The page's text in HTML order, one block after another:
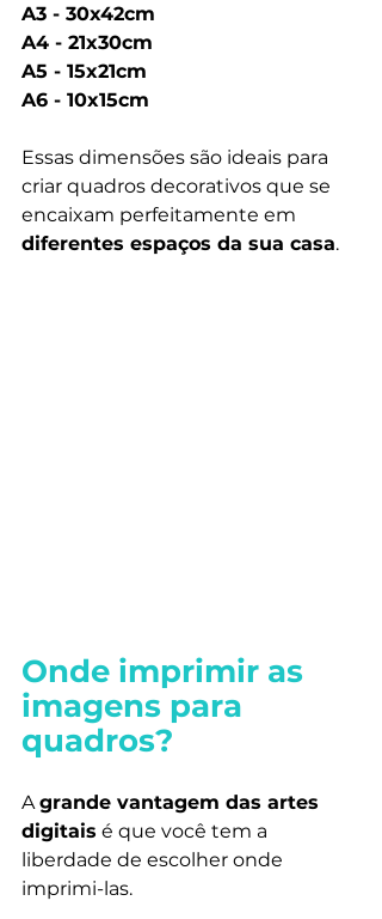
A3 - 30x42cm
A4 - 21x30cm
A5 - 15x21cm
A6 - 10x15cm
Essas dimensões são ideais para
criar quadros decorativos que se
encaixam perfeitamente em
diferentes espaços da sua casa.
Onde imprimir as
imagens para
quadros?
A grande vantagem das artes
digitais é que você tem a
liberdade de escolher onde
imprimi-las.